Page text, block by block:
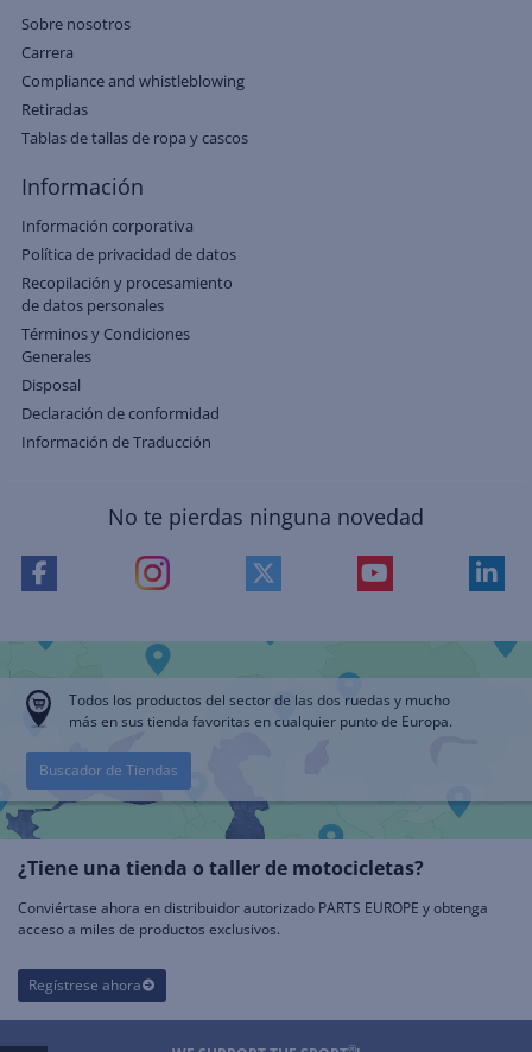
Sobre nosotros
Carrera
Compliance and whistleblowing
Retiradas
Tablas de tallas de ropa y cascos
Información
Información corporativa
Política de privacidad de datos
Recopilación y procesamiento
de datos personales
Términos y Condiciones
Generales
Disposal
Declaración de conformidad
Información de Traducción
No te pierdas ninguna novedad
Todos los productos del sector de las dos ruedas y mucho
más en sus tienda favoritas en cualquier punto de Europa.
Buscador de Tiendas
¿Tiene una tienda o taller de motocicletas?
Conviértase ahora en distribuidor autorizado PARTS EUROPE y obtenga
acceso a miles de productos exclusivos.
Regístrese ahora